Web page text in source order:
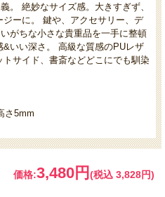
。 絶妙なサイズ感。大きすぎず、
ーに。 鍵や、アクセサリー、デ
がちな小さな貴重品を一手に整頓
いい深さ。 高級な質感のPUレザ
サイド、書斎などどこにでも馴染
さ5mm
価格:3,480円 (税込 3,828円)